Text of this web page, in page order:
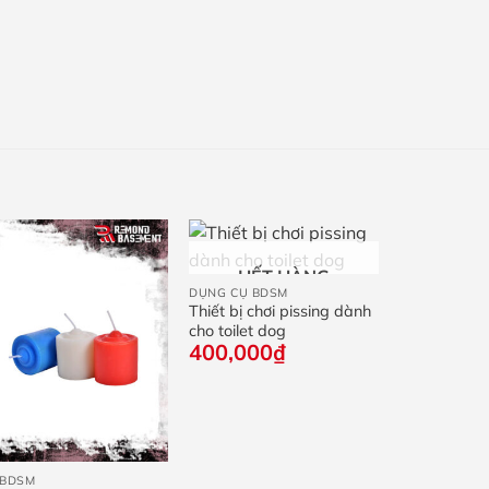
+
+
HẾT HÀNG
DỤNG CỤ BDSM
Thiết bị chơi pissing dành
cho toilet dog
400,000₫